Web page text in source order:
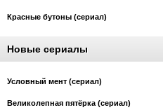
Красные бутоны (сериал)
Новые сериалы
Условный мент (сериал)
Великолепная пятёрка (сериал)